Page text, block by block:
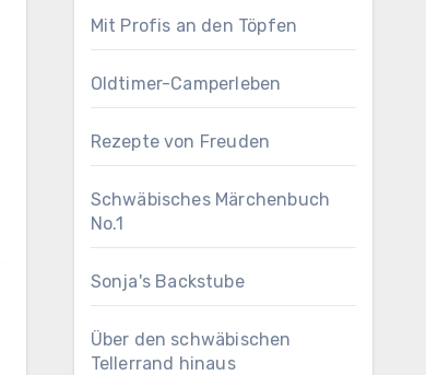
Mit Profis an den Töpfen
Oldtimer-Camperleben
Rezepte von Freuden
Schwäbisches Märchenbuch
No.1
Sonja's Backstube
Über den schwäbischen
Tellerrand hinaus